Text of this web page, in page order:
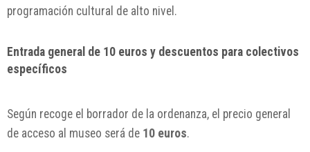
programación cultural de alto nivel.
Entrada general de 10 euros y descuentos para colectivos
específicos
Según recoge el borrador de la ordenanza, el precio general
de acceso al museo será de 10 euros.